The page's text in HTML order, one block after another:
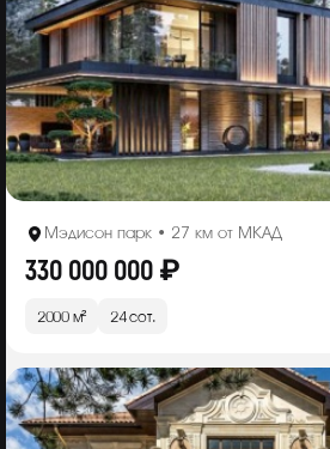
Мэдисон парк • 27 км от МКАД
330 000 000 ₽
2000 м² 24 сот.